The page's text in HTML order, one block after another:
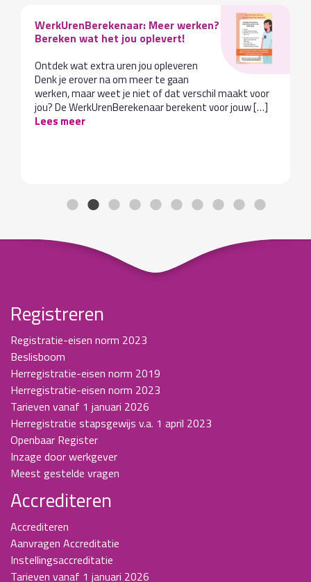
WerkUrenBerekenaar: Meer werken?
Bereken wat het jou oplevert!
Ontdek wat extra uren jou opleveren
Denk je erover na om meer te gaan
werken, maar weet je niet of dat verschil maakt voor
jou? De WerkUrenBerekenaar berekent voor jouw […]
Lees meer
Registreren
Registratie-eisen norm 2023
Beslisboom
Herregistratie-eisen norm 2019
Herregistratie-eisen norm 2023
Tarieven vanaf 1 januari 2026
Herregistratie stapsgewijs v.a. 1 april 2023
Openbaar Register
Inzage door werkgever
Meest gestelde vragen
Accrediteren
Accrediteren
Aanvragen Accreditatie
Instellingsaccreditatie
Tarieven vanaf 1 januari 2026